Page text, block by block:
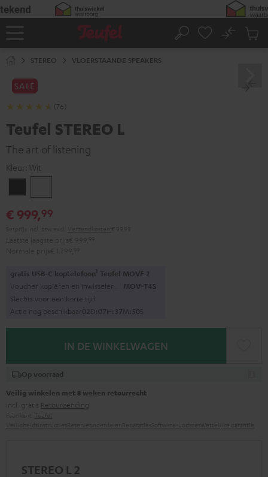
Home
Zoeken
No
STEREO VLOERSTAANDE SPEAKERS
SALE
(76)
Teufel STEREO L
The art of listening
Kleur: Wit
€ 999,99
gratis USB-C koptelefoon1 Teufel MOVE 2
Voucher kopiëren en inwisselen. MOV-T4S
Slechts voor een korte tijd
Actie nog beschikbaar02D:07H: 37M: 49S
IN DE WINKELWAGEN
Op voorraad
Veilig winkelen met 8 weken retourrecht
incl. gratis Retourzending
STEREO L 2